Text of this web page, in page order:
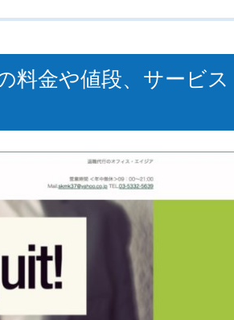
料金や値段、サービス